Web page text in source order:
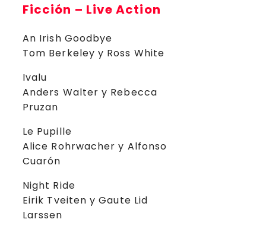
Ficción – Live Action
An Irish Goodbye
Tom Berkeley y Ross White
Ivalu
Anders Walter y Rebecca
Pruzan
Le Pupille
Alice Rohrwacher y Alfonso
Cuarón
Night Ride
Eirik Tveiten y Gaute Lid
Larssen